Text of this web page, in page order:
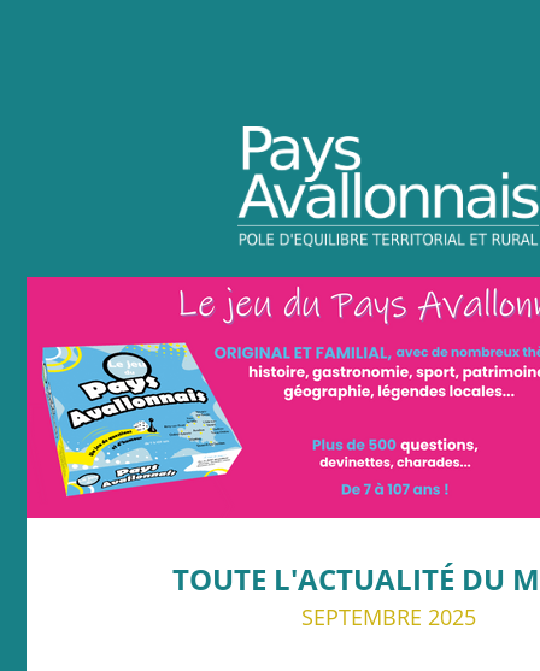
TOUTE L'ACTUALITÉ DU
SEPTEMBRE 2025